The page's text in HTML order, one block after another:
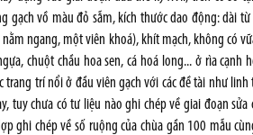
gạch vồ màu đỏ sẫm, kích thước dao động: dài
ngang, một viên khoá), khít mạch, không có
chuột chầu hoa sen, cá hoá long... ở rìa
trang trí nổi ở đầu viên gạch với các đề tài như
tuy chưa có tư liệu nào ghi chép về giai đoạn
ghi chép về số ruộng của chùa gần 100 mẫu